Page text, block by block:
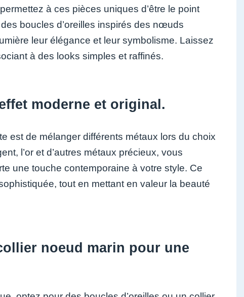
à ces pièces uniques d’être le point
boucles d’oreilles inspirés des nœuds
leur élégance et leur symbolisme. Laissez
à des looks simples et raffinés.
moderne et original.
est de mélanger différents métaux lors du choix
l’or et d’autres métaux précieux, vous
une touche contemporaine à votre style. Ce
tout en mettant en valeur la beauté
noeud marin pour une